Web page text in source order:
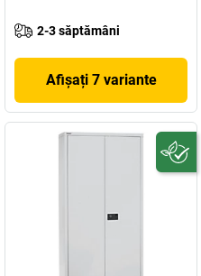
2-3 săptămâni
Afișați 7 variante